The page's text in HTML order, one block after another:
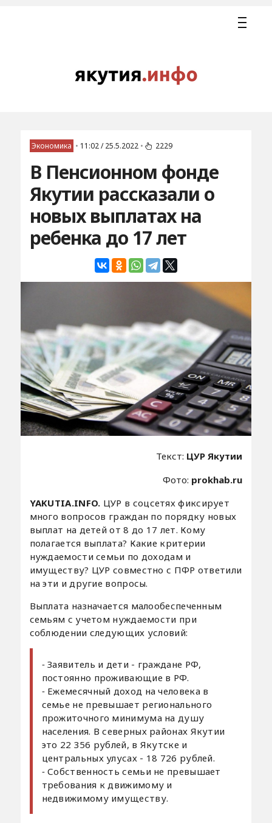
Экономика • 11:02 / 25.5.2022 • 2229
В Пенсионном фонде
Якутии рассказали о
новых выплатах на
ребенка до 17 лет
Текст: ЦУР Якутии
Фото: prokhab.ru
YAKUTIA.INFO. ЦУР в соцсетях фиксирует
много вопросов граждан по порядку новых
выплат на детей от 8 до 17 лет. Кому
полагается выплата? Какие критерии
нуждаемости семьи по доходам и
имуществу? ЦУР совместно с ПФР ответили
на эти и другие вопросы.
Выплата назначается малообеспеченным
семьям с учетом нуждаемости при
соблюдении следующих условий:
⁃ Заявитель и дети - граждане РФ,
постоянно проживающие в РФ.
⁃ Ежемесячный доход на человека в
семье не превышает регионального
прожиточного минимума на душу
населения. В северных районах Якутии
это 22 356 рублей, в Якутске и
центральных улусах - 18 726 рублей.
⁃ Собственность семьи не превышает
требования к движимому и
недвижимому имуществу.